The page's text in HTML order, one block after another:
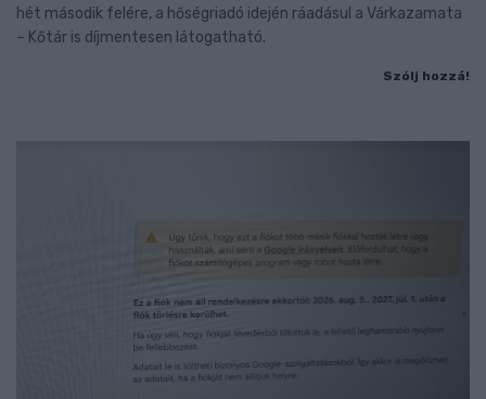
hét második felére, a hőségriadó idején ráadásul a Várkazamata
– Kőtár is díjmentesen látogatható.
Szólj hozzá!